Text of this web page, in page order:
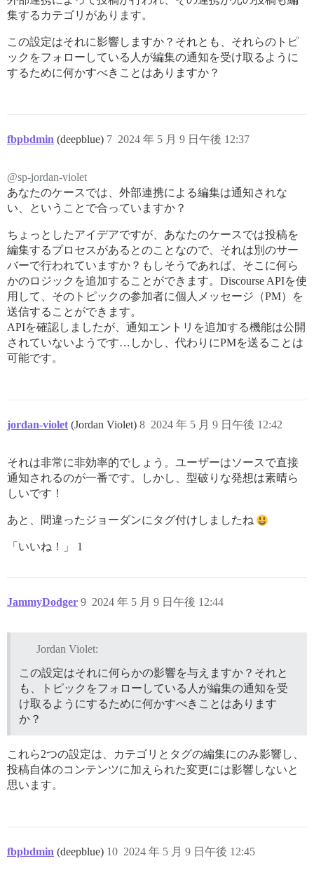
集するカテゴリがあります。
この設定はそれに影響しますか？それとも、それらのトピ
ックをフォローしている人が編集の通知を受け取るように
するために何かすべきことはありますか？
fbpbdmin (deepblue) 2024 年 5 月 9 日午後 12:37
7
@sp-jordan-violet
あなたのケースでは、外部連携による編集は通知されな
い、ということで合っていますか？
ちょっとしたアイデアですが、あなたのケースでは投稿を
編集するプロセスがあるとのことなので、それは別のサー
バーで行われていますか？もしそうであれば、そこに何ら
かのロジックを追加することができます。Discourse APIを使
用して、そのトピックの参加者に個人メッセージ（PM）を
送信することができます。
APIを確認しましたが、通知エントリを追加する機能は公開
されていないようです…しかし、代わりにPMを送ることは
可能です。
jordan-violet (Jordan Violet) 2024 年 5 月 9 日午後 12:42
8
それは非常に非効率的でしょう。ユーザーはソースで直接
通知されるのが一番です。しかし、型破りな発想は素晴ら
しいです！
あと、間違ったジョーダンにタグ付けしましたね
「いいね！」 1
JammyDodger 2024 年 5 月 9 日午後 12:44
9
Jordan Violet:
この設定はそれに何らかの影響を与えますか？それと
も、トピックをフォローしている人が編集の通知を受
け取るようにするために何かすべきことはあります
か？
これら2つの設定は、カテゴリとタグの編集にのみ影響し、
投稿自体のコンテンツに加えられた変更には影響しないと
思います。
fbpbdmin (deepblue) 2024 年 5 月 9 日午後 12:45
10